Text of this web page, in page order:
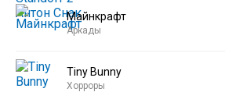
Майнкрафт
Аркады
Tiny Bunny
Хорроры